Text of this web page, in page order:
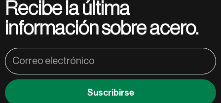
Recibe la última
información sobre acero.
Suscribirse